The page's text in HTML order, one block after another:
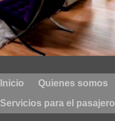
Inicio Quienes somos
Servicios para el pasajero